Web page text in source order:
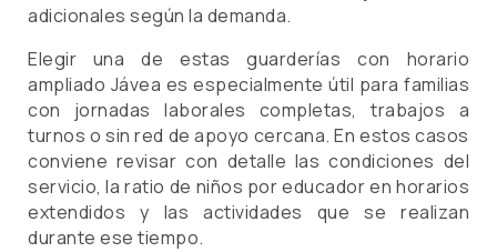
adicionales según la demanda.
Elegir una de estas guarderías con horario
ampliado Jávea es especialmente útil para familias
con jornadas laborales completas, trabajos a
turnos o sin red de apoyo cercana. En estos casos
conviene revisar con detalle las condiciones del
servicio, la ratio de niños por educador en horarios
extendidos y las actividades que se realizan
durante ese tiempo.